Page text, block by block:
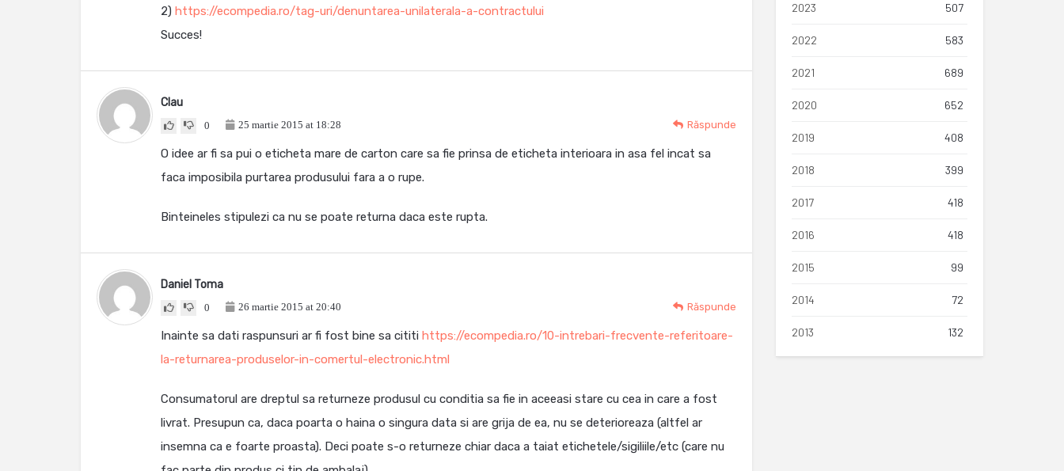
2) https://ecompedia.ro/tag-uri/denuntarea-unilaterala-a-contractului
Succes!
Clau
0 25 martie 2015 at 18:28 Răspunde
O idee ar fi sa pui o eticheta mare de carton care sa fie prinsa de eticheta interioara in asa fel incat sa
faca imposibila purtarea produsului fara a o rupe.
Binteineles stipulezi ca nu se poate returna daca este rupta.
Daniel Toma
0 26 martie 2015 at 20:40 Răspunde
Inainte sa dati raspunsuri ar fi fost bine sa cititi https://ecompedia.ro/10-intrebari-frecvente-referitoare-
la-returnarea-produselor-in-comertul-electronic.html
Consumatorul are dreptul sa returneze produsul cu conditia sa fie in aceeasi stare cu cea in care a fost
livrat. Presupun ca, daca poarta o haina o singura data si are grija de ea, nu se deterioreaza (altfel ar
insemna ca e foarte proasta). Deci poate s-o returneze chiar daca a taiat etichetele/sigiliile/etc (care nu
2023 507
2022 583
2021 689
2020 652
2019 408
2018 399
2017 418
2016 418
2015 99
2014 72
2013 132